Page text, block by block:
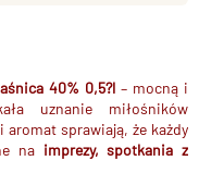
40% 0,5?l– mocną i
uznanie miłośników
sprawiają, że każdy
na imprezy, spotkania z